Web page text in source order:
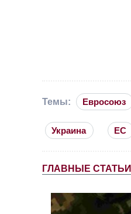
Темы: Евросоюз
Украина ЕС
ГЛАВНЫЕ СТАТЬИ